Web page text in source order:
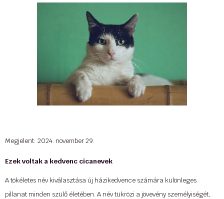
Megjelent: 2024. november 29.
Ezek voltak a kedvenc cicanevek
A tökéletes név kiválasztása új házikedvence számára különleges
pillanat minden szülő életében. A név tükrözi a jövevény személyiségét,